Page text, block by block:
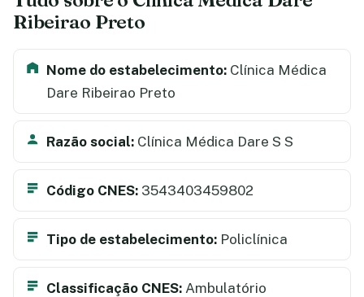
Ribeirao Preto
Nome do estabelecimento: Clínica Médica
Dare Ribeirao Preto
Razão social: Clínica Médica Dare S S
Código CNES: 3543403459802
Tipo de estabelecimento: Policlínica
Classificação CNES: Ambulatório